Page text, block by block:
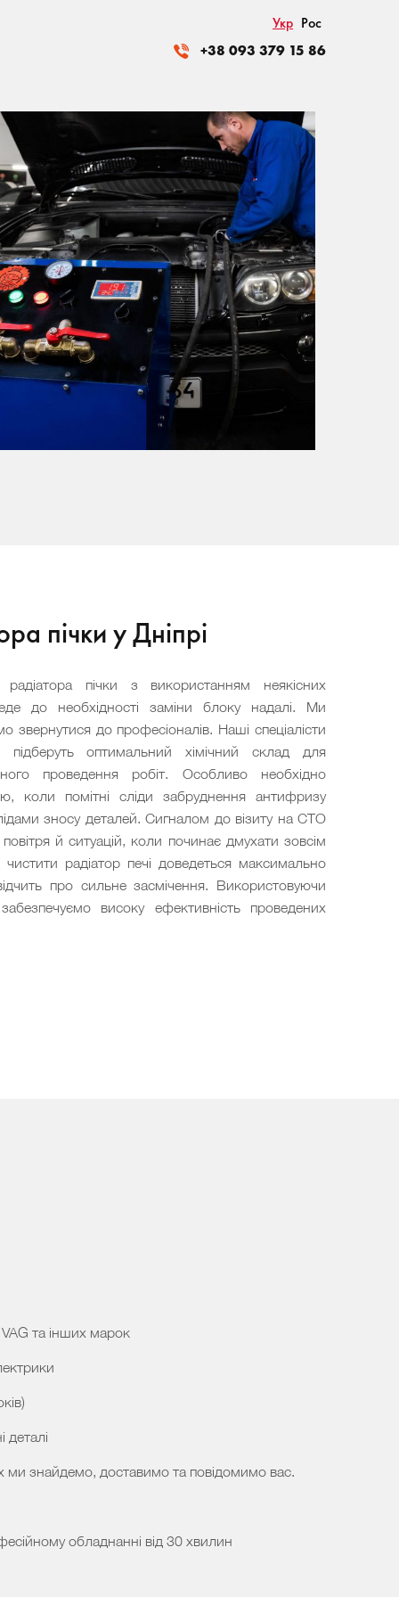
Укр Рос
+38 093 379 15 86
пічки у Дніпрі
пічки з використанням неякісних
до необхідності заміни блоку надалі. Ми
звернутися до професіоналів. Наші спеціалісти
підберуть оптимальний хімічний склад для
проведення робіт. Особливо необхідно
коли помітні сліди забруднення антифризу
зносу деталей. Сигналом до візиту на СТО
повітря й ситуацій, коли починає дмухати зовсім
радіатор печі доведеться максимально
про сильне засмічення. Використовуючи
високу ефективність проведених
та інших марок
деталі
ми знайдемо, доставимо та повідомимо вас.
обладнанні від 30 хвилин